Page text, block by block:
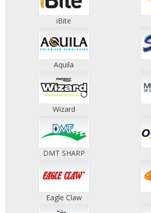
iBite
Aquila
Wizard
DMT SHARP
Eagle Claw